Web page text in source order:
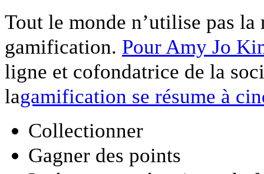
Tout le monde n’utilise pas
gamification. Pour Amy Jo
ligne et cofondatrice de la
lagamification se résume à
Collectionner
Gagner des points